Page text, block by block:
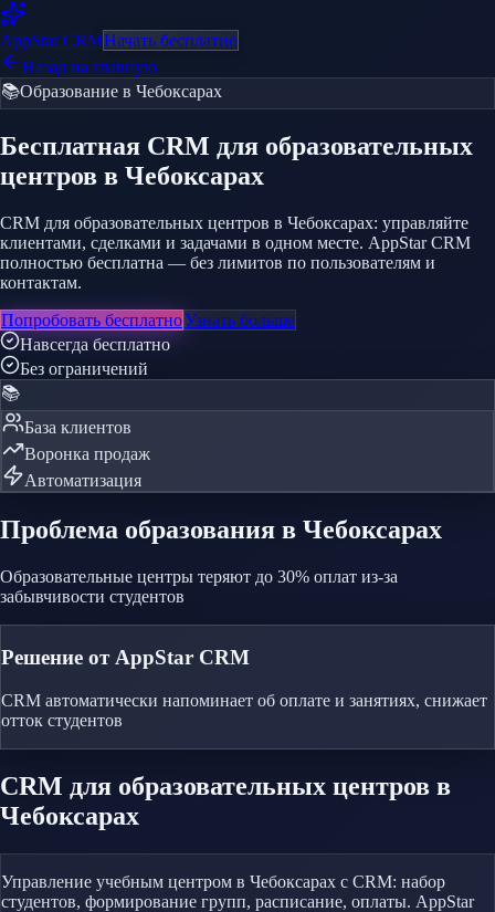
AppStarCRMНачать бесплатно
Назад на главную
📚Образование в Чебоксарах
Бесплатная CRM для образовательных
центров в Чебоксарах
CRM для образовательных центров в Чебоксарах: управляйте
клиентами, сделками и задачами в одном месте. AppStar CRM
полностью бесплатна — без лимитов по пользователям и
контактам.
Попробовать бесплатноУзнать больше
Навсегда бесплатно
Без ограничений
📚
База клиентов
Воронка продаж
Автоматизация
Проблема образования в Чебоксарах
Образовательные центры теряют до 30% оплат из-за
забывчивости студентов
Решение от AppStar CRM
CRM автоматически напоминает об оплате и занятиях, снижает
отток студентов
CRM для образовательных центров в
Чебоксарах
Управление учебным центром в Чебоксарах с CRM: набор
студентов, формирование групп, расписание, оплаты. AppStar